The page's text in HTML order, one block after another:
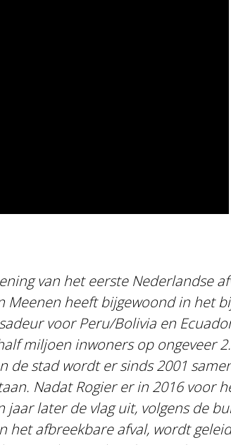
van het eerste Nederlandse
Meenen heeft bijgewoond in het
voor Peru/Bolivia en
miljoen inwoners op ongeveer
de stad wordt er sinds 2001
Nadat Rogier er in 2016
later de vlag uit, volgens de
afbreekbare afval, wordt